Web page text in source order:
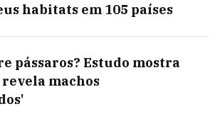
habitats em 105 países
pássaros? Estudo mostra
machos